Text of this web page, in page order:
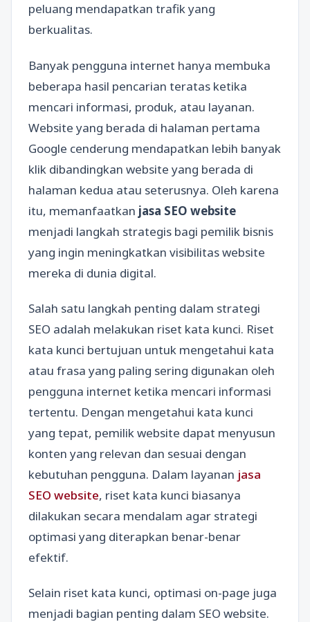
peluang mendapatkan trafik yang
berkualitas.
Banyak pengguna internet hanya membuka
beberapa hasil pencarian teratas ketika
mencari informasi, produk, atau layanan.
Website yang berada di halaman pertama
Google cenderung mendapatkan lebih banyak
klik dibandingkan website yang berada di
halaman kedua atau seterusnya. Oleh karena
itu, memanfaatkan jasa SEO website
menjadi langkah strategis bagi pemilik bisnis
yang ingin meningkatkan visibilitas website
mereka di dunia digital.
Salah satu langkah penting dalam strategi
SEO adalah melakukan riset kata kunci. Riset
kata kunci bertujuan untuk mengetahui kata
atau frasa yang paling sering digunakan oleh
pengguna internet ketika mencari informasi
tertentu. Dengan mengetahui kata kunci
yang tepat, pemilik website dapat menyusun
konten yang relevan dan sesuai dengan
kebutuhan pengguna. Dalam layanan jasa
SEO website, riset kata kunci biasanya
dilakukan secara mendalam agar strategi
optimasi yang diterapkan benar-benar
efektif.
Selain riset kata kunci, optimasi on-page juga
menjadi bagian penting dalam SEO website.